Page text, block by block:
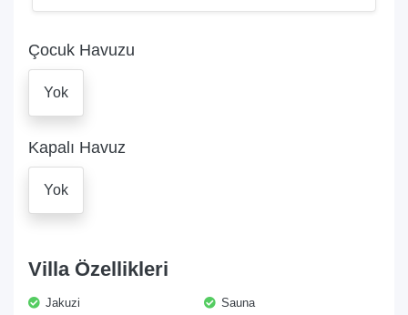
Çocuk Havuzu
Yok
Kapalı Havuz
Yok
Villa Özellikleri
Jakuzi Sauna